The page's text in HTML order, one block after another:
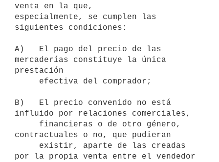
venta en la que,
especialmente, se cumplen las
siguientes condiciones:
A)   El pago del precio de las
mercaderías constituye la única
prestación
B)   El precio convenido no está
influido por relaciones comerciales,
contractuales o no, que pudieran
por la propia venta entre el vendedor